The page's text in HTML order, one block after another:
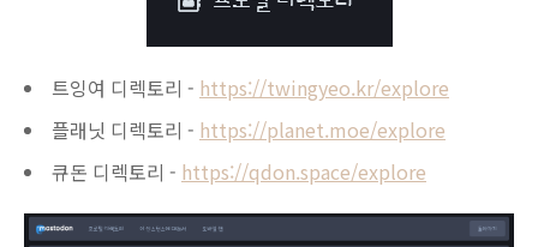
트잉여 디렉토리 - https://twingyeo.kr/explore
플래닛 디렉토리 - https://planet.moe/explore
큐돈 디렉토리 - https://qdon.space/explore